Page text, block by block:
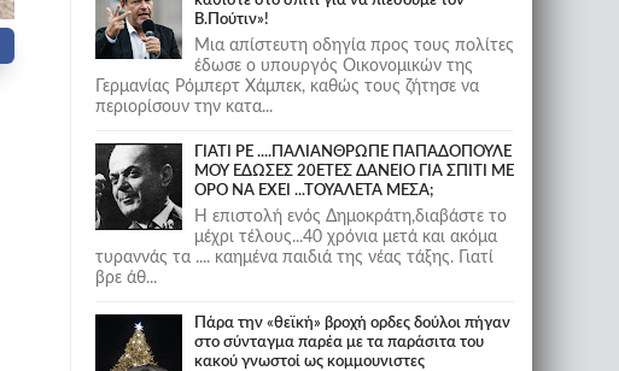
Β.Πούτιν»!
Μια απίστευτη οδηγία προς τους πολίτες
έδωσε ο υπουργός Οικονομικών της
Γερμανίας Ρόμπερτ Χάμπεκ, καθώς τους ζήτησε να
περιορίσουν την κατα...
ΓΙΑΤΙ ΡΕ ....ΠΑΛΙΑΝΘΡΩΠΕ ΠΑΠΑΔΟΠΟΥΛΕ
ΜΟΥ ΕΔΩΣΕΣ 20ΕΤΕΣ ΔΑΝΕΙΟ ΓΙΑ ΣΠΙΤΙ ΜΕ
ΟΡΟ ΝΑ ΕΧΕΙ ...ΤΟΥΑΛΕΤΑ ΜΕΣΑ;
Η επιστολή ενός Δημοκράτη,διαβάστε το
μέχρι τέλους...40 χρόνια μετά και ακόμα
τυραννάς τα .... καημένα παιδιά της νέας τάξης. Γιατί
βρε άθ...
Πάρα την «θεϊκή» βροχή ορδες δούλοι πήγαν
στο σύνταγμα παρέα με τα παράσιτα του
κακού γνωστοί ως κομμουνιστες